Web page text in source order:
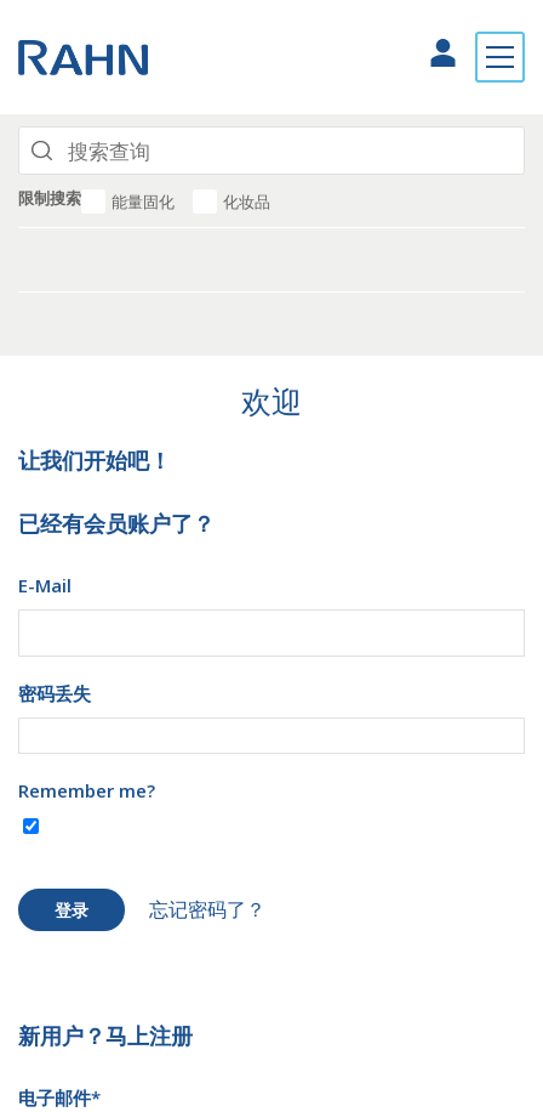
限制搜索 能量固化 化妆品
欢迎
让我们开始吧！
已经有会员账户了？
E-Mail
密码丢失
Remember me?
登录 忘记密码了？
新用户？马上注册
电子邮件*